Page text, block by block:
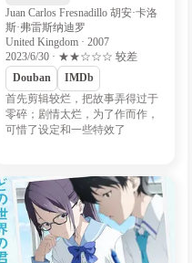
Juan Carlos Fresnadillo 胡安·卡洛
斯·弗雷斯纳迪罗
United Kingdom · 2007
2023/6/30 · ★★☆☆☆ 较差
Douban
IMDb
首先剪辑较烂，把故事弄得过于
零碎；剧情太烂，为了作而作，
可惜了设定和一些特效了